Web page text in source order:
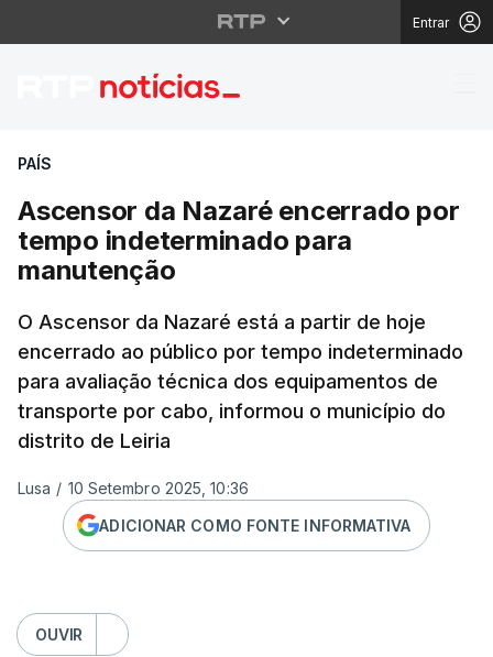
Entrar
Ascensor da Nazaré
PAÍS
Ascensor da Nazaré encerrado por
tempo indeterminado para
manutenção
O Ascensor da Nazaré está a partir de hoje
encerrado ao público por tempo indeterminado
para avaliação técnica dos equipamentos de
transporte por cabo, informou o município do
distrito de Leiria
Lusa / 10 Setembro 2025, 10:36
ADICIONAR COMO FONTE INFORMATIVA
OUVIR